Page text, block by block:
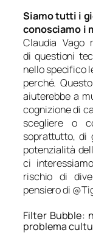
Siamo tutti i
conosciamo i
Claudia
di questioni
nello specifico
perché.
aiuterebbe a
cognizione di
scegliere o
soprattutto, di
potenzialità
ci
rischio di
pensiero di
Filter Bubble:
problema